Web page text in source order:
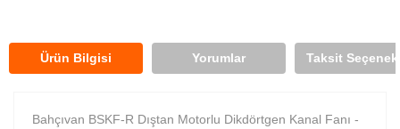
Ürün Bilgisi Yorumlar Taksit
Bahçıvan BSKF-R Dıştan Motorlu Dikdörtgen Kanal Fanı -